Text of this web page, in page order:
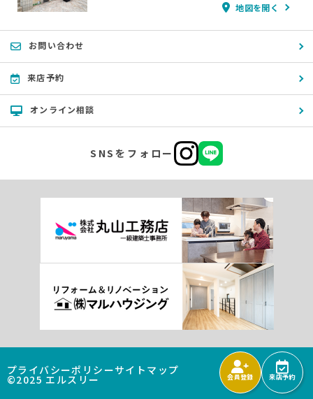
会員登録 来店予約
地図を開く
お問い合わせ
来店予約
オンライン相談
SNSをフォロー
プライバシーポリシーサイトマップ
©2025 エルスリー